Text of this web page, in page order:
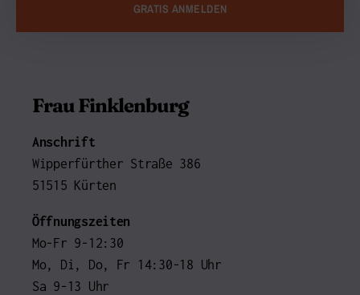
GRATIS ANMELDEN
Frau Finklenburg
Anschrift
Wipperfürther Straße 386
51515 Kürten
Öffnungszeiten
Mo-Fr 9-12:30
Mo, Di, Do, Fr 14:30-18 Uhr
Sa 9-13 Uhr